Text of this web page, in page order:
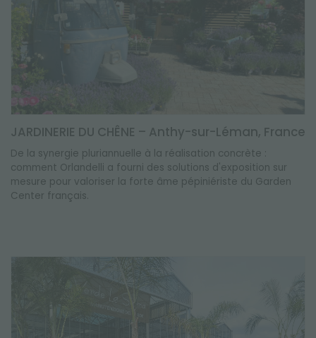
JARDINERIE DU CHÊNE – Anthy-sur-Léman, France
De la synergie pluriannuelle à la réalisation concrète :
comment Orlandelli a fourni des solutions d'exposition sur
mesure pour valoriser la forte âme pépiniériste du Garden
Center français.